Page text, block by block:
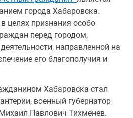
города Хабаровска.
целях признания особо
перед городом,
направленной на
его благополучия и
Хабаровска стал
военный губернатор
Павлович Тихменев.